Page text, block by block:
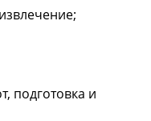
подготовка и